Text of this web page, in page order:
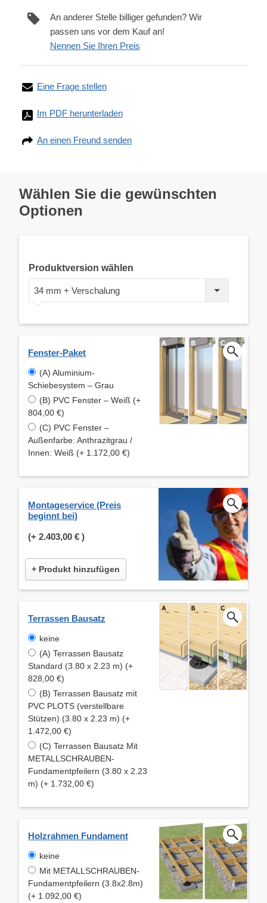
An anderer Stelle billiger gefunden? Wir
passen uns vor dem Kauf an!
Nennen Sie Ihren Preis
Eine Frage stellen
Im PDF herunterladen
An einen Freund senden
Wählen Sie die gewünschten
Optionen
Produktversion wählen
34 mm + Verschalung
Fenster-Paket
(A) Aluminium-
Schiebesystem – Grau
(B) PVC Fenster – Weiß (+
804,00 €)
(C) PVC Fenster –
Außenfarbe: Anthrazitgrau /
Innen: Weiß (+ 1.172,00 €)
Montageservice (Preis
beginnt bei)
(+ 2.403,00 € )
+ Produkt hinzufügen
Terrassen Bausatz
keine
(A) Terrassen Bausatz
Standard (3.80 x 2.23 m) (+
828,00 €)
(B) Terrassen Bausatz mit
PVC PLOTS (verstellbare
Stützen) (3.80 x 2.23 m) (+
1.472,00 €)
(C) Terrassen Bausatz Mit
METALLSCHRAUBEN-
Fundamentpfeilern (3.80 x 2.23
m) (+ 1.732,00 €)
Holzrahmen Fundament
keine
Mit METALLSCHRAUBEN-
Fundamentpfeilern (3.8x2.8m)
(+ 1.092,00 €)